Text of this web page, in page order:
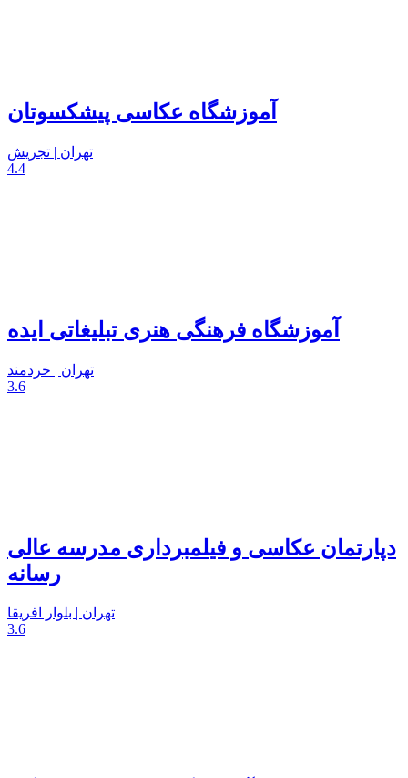
آموزشگاه عکاسی پیشکسوتان
تهران | تجریش
4.4
آموزشگاه فرهنگی هنری تبلیغاتی ایده
تهران | خردمند
3.6
دپارتمان عکاسی و فیلمبرداری مدرسه عالی
رسانه
تهران | بلوار افریقا
3.6